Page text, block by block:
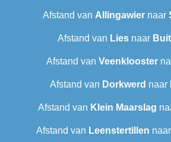
Afstand van Allingawier naar
Afstand van Lies naar
Afstand van Veenklooster
Afstand van Dorkwerd naar
Afstand van Klein Maarslag
Afstand van Leenstertillen‎ naar